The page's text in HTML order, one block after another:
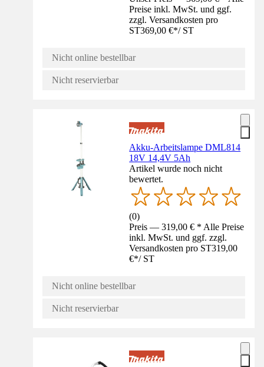
Preise inkl. MwSt. und ggf.
zzgl. Versandkosten pro
ST369,00 €*/ ST
Nicht online bestellbar
Nicht reservierbar
Akku-Arbeitslampe DML814
18V 14,4V 5Ah
Artikel wurde noch nicht
bewertet.
(0)
Preis — 319,00 € * Alle Preise
inkl. MwSt. und ggf. zzgl.
Versandkosten pro ST319,00
€*/ ST
Nicht online bestellbar
Nicht reservierbar